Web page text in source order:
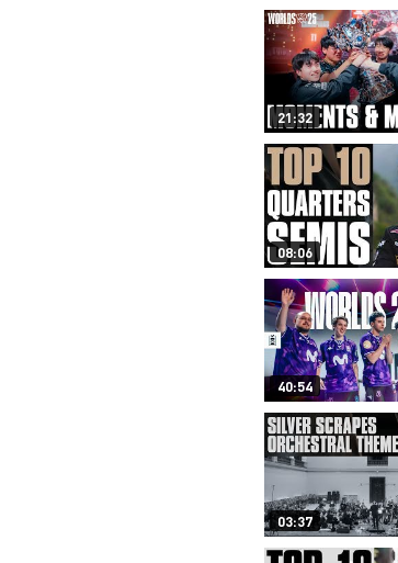
21:32
08:06
40:54
03:37